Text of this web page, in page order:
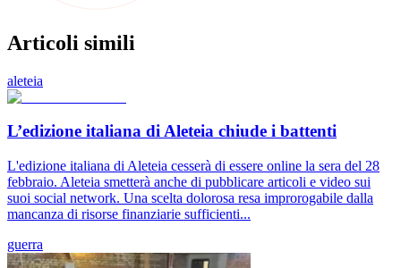
Articoli simili
aleteia
L’edizione italiana di Aleteia chiude i battenti
L'edizione italiana di Aleteia cesserà di essere online la sera del 28
febbraio. Aleteia smetterà anche di pubblicare articoli e video sui
suoi social network. Una scelta dolorosa resa improrogabile dalla
mancanza di risorse finanziarie sufficienti...
guerra